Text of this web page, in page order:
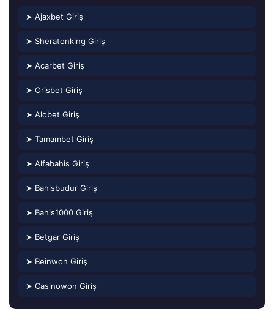
➤ Ajaxbet Giriş
➤ Sheratonking Giriş
➤ Acarbet Giriş
➤ Orisbet Giriş
➤ Alobet Giriş
➤ Tamambet Giriş
➤ Alfabahis Giriş
➤ Bahisbudur Giriş
➤ Bahis1000 Giriş
➤ Betgar Giriş
➤ Beinwon Giriş
➤ Casinowon Giriş